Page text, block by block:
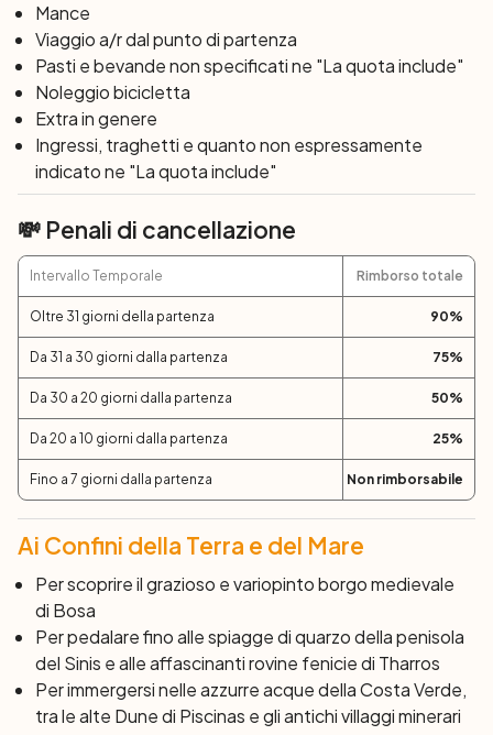
una delle più selvagge dell’isola, fino alla spiaggia di
Piscinas con le sue dune alte fino a 50 metri: le più grandi
d’Europa.
Giorno 8: Arbus – Nebida (41 km)
Questa tappa è dedicata all’antica attività mineraria
della Sardegna, con le affascinanti miniere abbandonate
di Ingortosu e Masua. Dopo l’incantevole insenatura di
Cala Domestica e il suggestivo scoglio del Pan di
Nebida immersa nella macchia mediterranea.
Giorno 9: Nebida – isola di Carloforte –
Calasetta (43 km)
Dopo una bellissima discesa fino a Fontanamare,
raggiungete Porto Scuso per imbarcarvi per l’isola di
Carloforte, famosa per la pesca del tonno rosso. Da
Carloforte passate a Calasetta sull’isola di Sant’Antioco,
dove vi fermate per la notte.
Giorno 10: Calasetta – Sant’Anna Arresi (40
km)
Oggi pedalate tra i prati, verdi in primavera e biondi
d’estate, dell’isola di Sant’Antioco. A Tratalias vi aspetta
il santuario pisanico, uno dei monumenti più significativi
del romanico sardo. Lungo il lago di Monte Pranu,
respirate la dolcezza e la quiete delle campagne
Mance
Viaggio a/r dal punto di partenza
Pasti e bevande non specificati ne "La quota include"
Noleggio bicicletta
Extra in genere
Ingressi, traghetti e quanto non espressamente
indicato ne "La quota include"
💸 Penali di cancellazione
Intervallo Temporale Rimborso totale
Oltre 31 giorni della partenza 90%
Da 31 a 30 giorni dalla partenza 75%
Da 30 a 20 giorni dalla partenza 50%
Da 20 a 10 giorni dalla partenza 25%
Fino a 7 giorni dalla partenza Non rimborsabile
Ai Confini della Terra e del Mare
Per scoprire il grazioso e variopinto borgo medievale
di Bosa
Per pedalare fino alle spiagge di quarzo della penisola
del Sinis e alle affascinanti rovine fenicie di Tharros
Per immergersi nelle azzurre acque della Costa Verde,
tra le alte Dune di Piscinas e gli antichi villaggi minerari